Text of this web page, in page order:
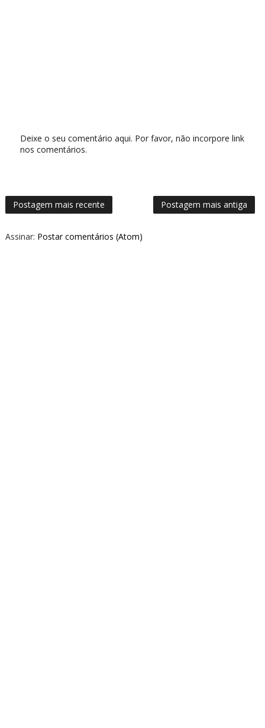
Deixe o seu comentário aqui. Por favor, não incorpore link
nos comentários.
Postagem mais recente Postagem mais antiga
Assinar: Postar comentários (Atom)